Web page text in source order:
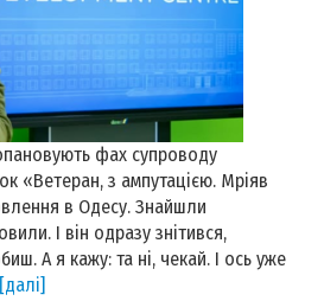
фах супроводу
«Ветеран, з ампутацією. Мріяв
в Одесу. Знайшли
І він одразу знітився,
А я кажу: та ні, чекай. І ось уже
[далі]